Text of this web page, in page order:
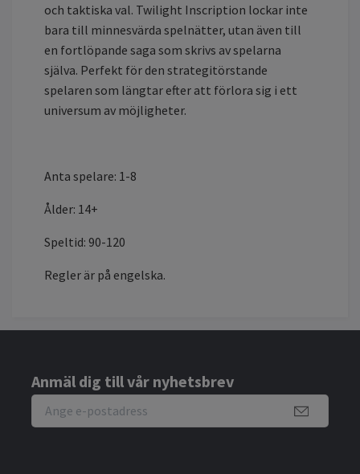
och taktiska val. Twilight Inscription lockar inte
bara till minnesvärda spelnätter, utan även till
en fortlöpande saga som skrivs av spelarna
själva. Perfekt för den strategitörstande
spelaren som längtar efter att förlora sig i ett
universum av möjligheter.
Anta spelare: 1-8
Ålder: 14+
Speltid: 90-120
Regler är på engelska.
Anmäl dig till vår nyhetsbrev